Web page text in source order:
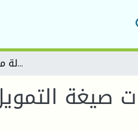
تطبيقات صيغة التمويل بالإجارة في البنوك الإسلامية - دراسة حالة مجموعة البركة المصرفية-
صيغة